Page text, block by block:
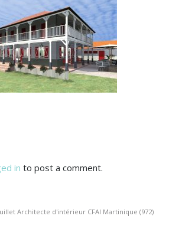
in to post a comment.
Architecte d'intérieur CFAI Martinique (972)